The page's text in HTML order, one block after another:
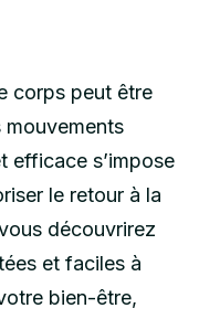
corps peut être
mouvements
efficace s’impose
le retour à la
découvrirez
et faciles à
bien-être,